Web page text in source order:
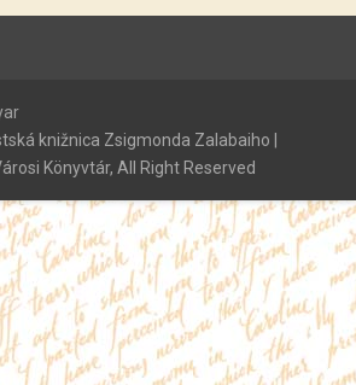
knižnica Zsigmonda Zalabaiho |
Könyvtár, All Right Reserved